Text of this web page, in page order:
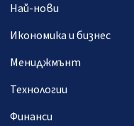
Най-нови
Икономика и бизнес
Мениджмънт
Технологии
Финанси